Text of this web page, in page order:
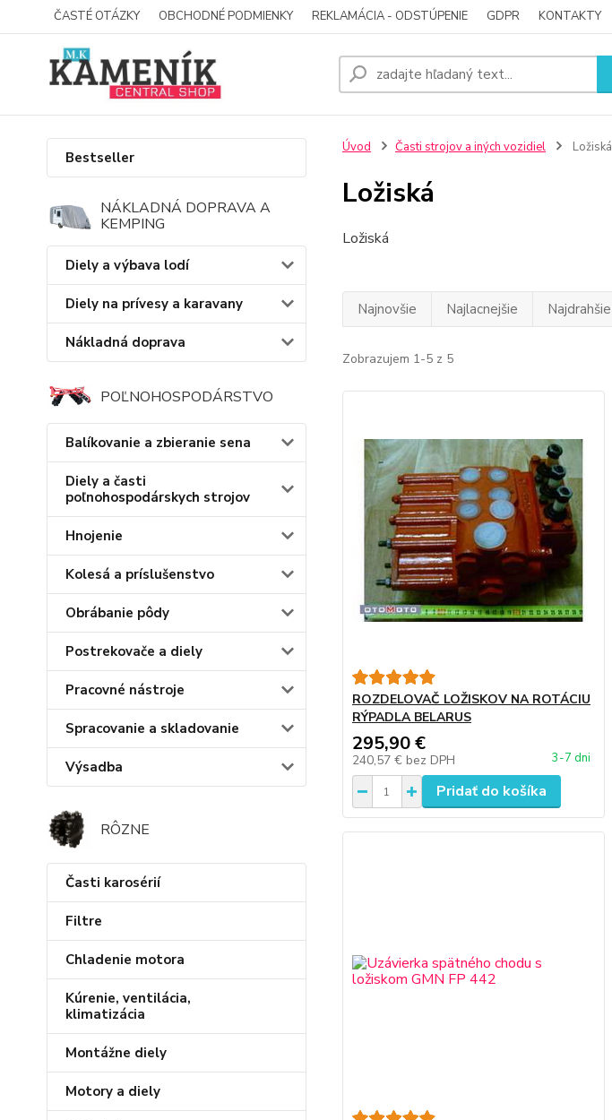
ČASTÉ OTÁZKY OBCHODNÉ PODMIENKY REKLAMÁCIA - ODSTÚPENIE GDPR KONTAKTY
Bestseller
NÁKLADNÁ DOPRAVA A
KEMPING
Diely a výbava lodí
Diely na prívesy a karavany
Nákladná doprava
POĽNOHOSPODÁRSTVO
Balíkovanie a zbieranie sena
Diely a časti
poľnohospodárskych strojov
Hnojenie
Kolesá a príslušenstvo
Obrábanie pôdy
Postrekovače a diely
Pracovné nástroje
Spracovanie a skladovanie
Výsadba
RÔZNE
Časti karosérií
Filtre
Chladenie motora
Kúrenie, ventilácia,
klimatizácia
Montážne diely
Motory a diely
Úvod Časti strojov a iných vozidiel Ložiská
Ložiská
Ložiská
Najnovšie Najlacnejšie Najdrahšie
Zobrazujem 1-5 z 5
ROZDELOVAČ LOŽISKOV NA ROTÁCIU
RÝPADLA BELARUS
295,90 €
240,57 € bez DPH 3-7 dni
Pridať do košíka